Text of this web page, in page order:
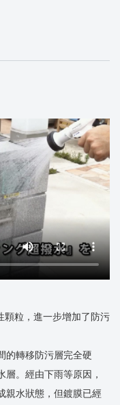
顆粒，進一步增加了防污
的轉移防污層完全硬
。經由下雨等原因，
親水狀態，但鍍膜已經